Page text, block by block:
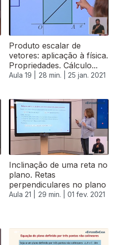
Produto escalar de
vetores: aplicação à física.
Propriedades. Cálculo...
Aula 19 | 28 min. | 25 jan. 2021
Inclinação de uma reta no
plano. Retas
perpendiculares no plano
Aula 21 | 29 min. | 01 fev. 2021